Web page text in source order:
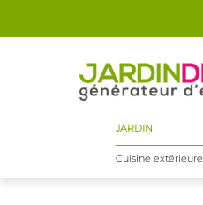
JARDIN
Cuisine extérieure